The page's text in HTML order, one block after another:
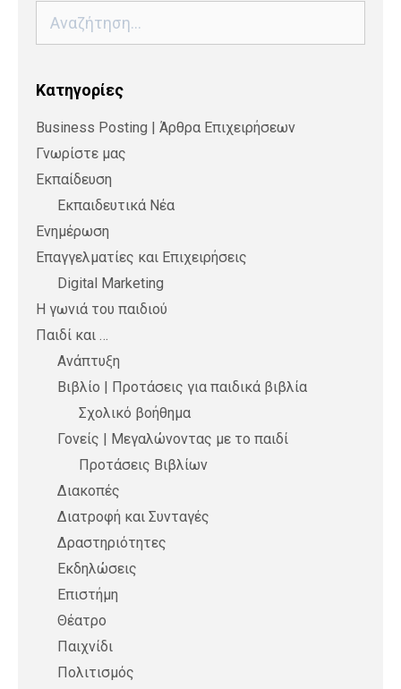
για:
Kατηγορίες
Business Posting | Άρθρα Επιχειρήσεων
Γνωρίστε μας
Εκπαίδευση
Εκπαιδευτικά Νέα
Ενημέρωση
Επαγγελματίες και Επιχειρήσεις
Digital Marketing
Η γωνιά του παιδιού
Παιδί και …
Ανάπτυξη
Βιβλίο | Προτάσεις για παιδικά βιβλία
Σχολικό βοήθημα
Γονείς | Μεγαλώνοντας με το παιδί
Προτάσεις Βιβλίων
Διακοπές
Διατροφή και Συνταγές
Δραστηριότητες
Εκδηλώσεις
Επιστήμη
Θέατρο
Παιχνίδι
Πολιτισμός